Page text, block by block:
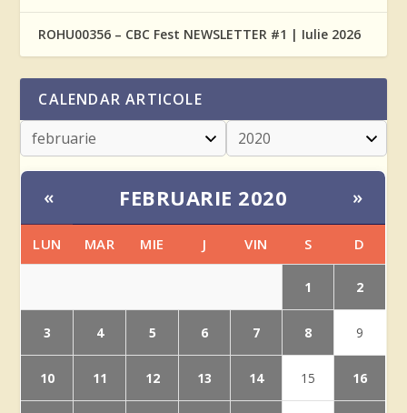
ROHU00356 – CBC Fest NEWSLETTER #1 | Iulie 2026
CALENDAR ARTICOLE
« FEBRUARIE 2020 »
LUN MAR MIE J VIN S D
1 2
3 4 5 6 7 8 9
10 11 12 13 14 15 16